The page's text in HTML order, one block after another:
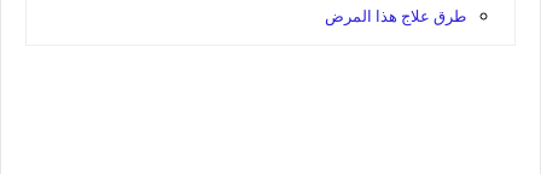
طرق علاج هذا المرض